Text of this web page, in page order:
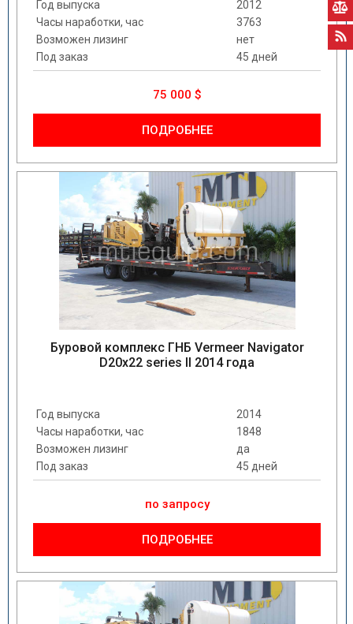
Год выпуска
2012
Часы наработки, час
3763
Возможен лизинг
нет
Под заказ
45 дней
75 000 $
ПОДРОБНЕЕ
Буровой комплекс ГНБ Vermeer Navigator
D20x22 series II 2014 года
Год выпуска
2014
Часы наработки, час
1848
Возможен лизинг
да
Под заказ
45 дней
по запросу
ПОДРОБНЕЕ